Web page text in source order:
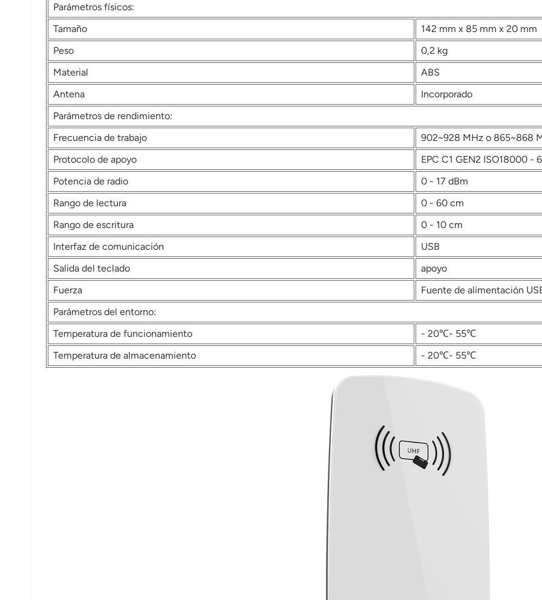
Parámetros físicos:
Tamaño
142 mm x 85 mm x 20 mm
Peso
0,2 kg
Material
ABS
Antena
Incorporado
Parámetros de rendimiento:
Frecuencia de trabajo
902~928 MHz o 865~868
Protocolo de apoyo
EPC C1 GEN2 ISO18000 -
Potencia de radio
0 - 17 dBm
Rango de lectura
0 - 60 cm
Rango de escritura
0 - 10 cm
Interfaz de comunicación
USB
Salida del teclado
apoyo
Fuerza
Fuente de alimentación
Parámetros del entorno:
Temperatura de funcionamiento
- 20℃- 55℃
Temperatura de almacenamiento
- 20℃- 55℃